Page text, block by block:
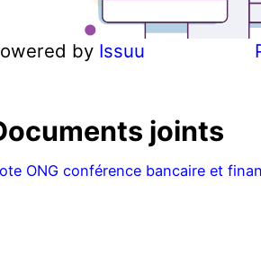
by Issuu
joints
ONG conférence bancaire et